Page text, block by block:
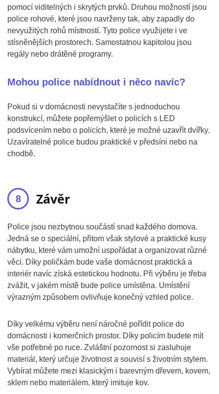
pomocí viditelných i skrytých prvků. Druhou možností jsou
police rohové, které jsou navrženy tak, aby zapadly do
nevyužitých rohů místností. Tyto police využijete i ve
stísněnějších prostorech. Samostatnou kapitolou jsou
regály nebo drátěné programy.
Mohou police nabídnout i něco navíc?
Pokud si v domácnosti nevystačíte s jednoduchou
konstrukcí, můžete popřemýšlet o policích s LED
podsvícením nebo o policích, které je možné uzavřít dvířky.
Uzavíratelné police budou praktické v předsíni nebo na
chodbě.
Závěr
Police jsou nezbytnou součástí snad každého domova.
Jedná se o speciální, přitom však stylové a praktické kusy
nábytku, které vám umožní uspořádat a organizovat různé
věci. Díky poličkám bude vaše domácnost praktická a
interiér navíc získá estetickou hodnotu. Při výběru je třeba
zvážit, v jakém místě bude police umístěna. Umístění
výrazným způsobem ovlivňuje konečný vzhled police.
Díky velkému výběru není náročné pořídit police do
domácnosti i komerčních prostor. Díky policím budete mít
vše potřebné po ruce. Zvláštní pozornost si zasluhuje
materiál, který určuje životnost a souvisí s životním stylem.
Vybírat můžete mezi klasickým i barevným dřevem, kovem,
sklem nebo materiálem, který imituje kov.